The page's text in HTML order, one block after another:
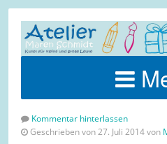
Kommentar hinterlassen
Geschrieben von 27. Juli 2014 von